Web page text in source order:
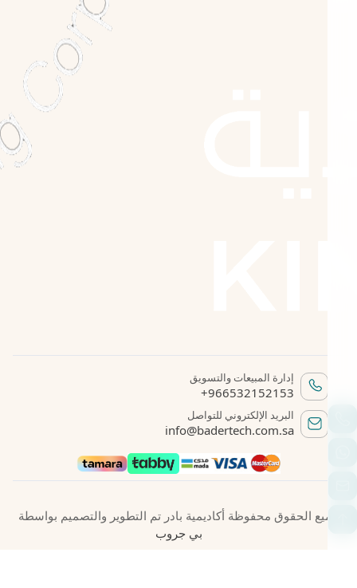
إدارة المبيعات والتسويق
+966532152153
البريد الإلكتروني للتواصل
info@badertech.com.sa
جميع الحقوق محفوظة أكاديمية بادر تم التطوير والتصميم بواسطة
بي جروب